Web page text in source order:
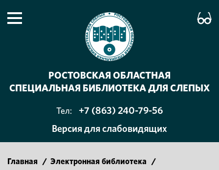
РОСТОВСКАЯ ОБЛАСТНАЯ
СПЕЦИАЛЬНАЯ БИБЛИОТЕКА ДЛЯ СЛЕПЫХ
Тел:
+7 (863) 240-79-56
Версия для слабовидящих
Главная / Электронная библиотека
/